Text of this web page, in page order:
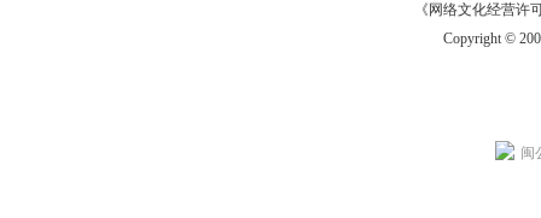
《网络文化经营许
Copyright ©
闽